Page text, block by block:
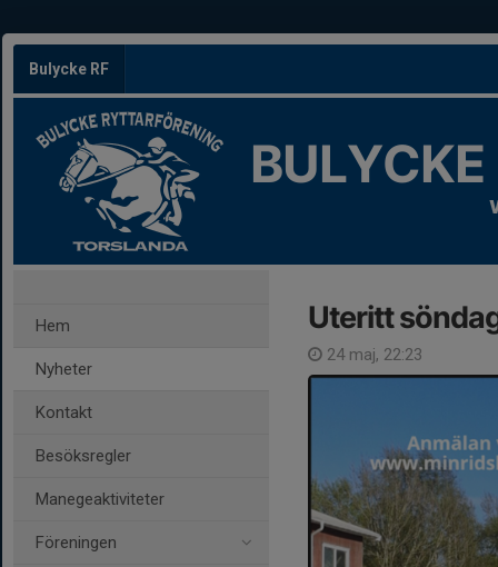
Bulycke RF
Hem
Nyheter
Kontakt
Besöksregler
Manegeaktiviteter
Föreningen
Uteritt
24 maj, 22:23